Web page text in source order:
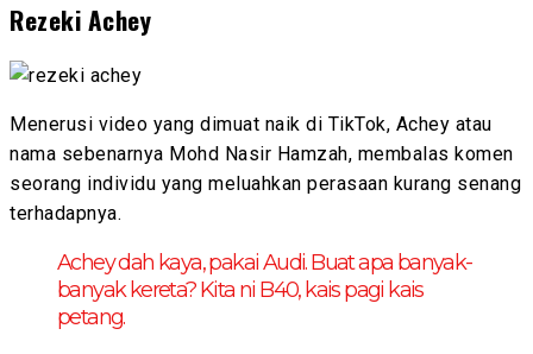
Rezeki Achey
Menerusi video yang dimuat naik di TikTok, Achey atau
nama sebenarnya Mohd Nasir Hamzah, membalas komen
seorang individu yang meluahkan perasaan kurang senang
terhadapnya.
Achey dah kaya, pakai Audi. Buat apa banyak-
banyak kereta? Kita ni B40, kais pagi kais
petang.